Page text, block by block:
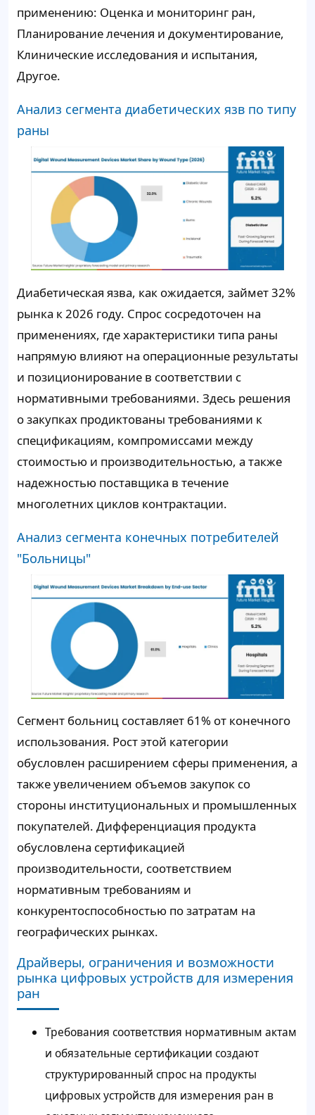
применению: Оценка и мониторинг ран,
Планирование лечения и документирование,
Клинические исследования и испытания,
Другое.
Анализ сегмента диабетических язв по типу
раны
Диабетическая язва, как ожидается, займет32%
рынка к 2026 году. Спрос сосредоточен на
применениях, где характеристики типа раны
напрямую влияют на операционные результаты
и позиционирование в соответствии с
нормативными требованиями. Здесь решения
о закупках продиктованы требованиями к
спецификациям, компромиссами между
стоимостью и производительностью, а также
надежностью поставщика в течение
многолетних циклов контрактации.
Анализ сегмента конечных потребителей
"Больницы"
Сегмент больниц составляет 61% от конечного
использования. Рост этой категории
обусловлен расширением сферы применения, а
также увеличением объемов закупок со
стороны институциональных и промышленных
покупателей. Дифференциация продукта
обусловлена сертификацией
производительности, соответствием
нормативным требованиям и
конкурентоспособностью по затратам на
географических рынках.
Драйверы, ограничения и возможности
рынка цифровых устройств для измерения
ран
Требования соответствия нормативным актам
и обязательные сертификации создают
структурированный спрос на продукты
цифровых устройств для измерения ран в